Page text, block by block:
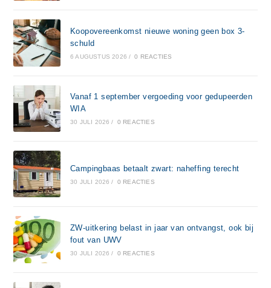
Koopovereenkomst nieuwe woning geen box 3-
schuld
6 AUGUSTUS 2026 / 0 REACTIES
Vanaf 1 september vergoeding voor gedupeerden
WIA
30 JULI 2026 / 0 REACTIES
Campingbaas betaalt zwart: naheffing terecht
30 JULI 2026 / 0 REACTIES
ZW-uitkering belast in jaar van ontvangst, ook bij
fout van UWV
30 JULI 2026 / 0 REACTIES